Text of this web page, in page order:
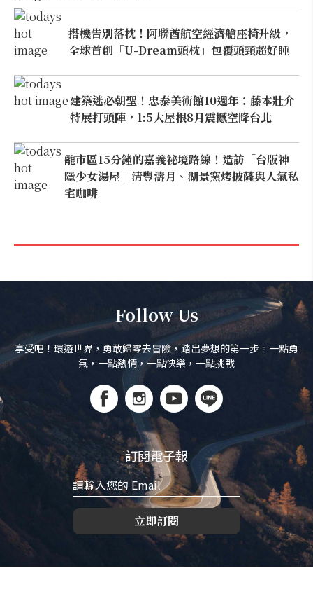
搭機告別落枕！阿聯酋航空經濟艙座椅升級，
全球首創「U-Dream頭枕」包覆頭頸超好睡
建築迷必朝聖！忠泰美術館10週年：藤本壯介
特展打頭陣，1:5大屋根8月震撼空降台北
離市區15分鐘的嘉義祕境路線！造訪「台版神
隱少女湯屋」清豐濤月、湖景窯烤披薩與人氣私
宅咖啡
Follow Us
享受吧！環遊世界，勇敢歸零去冒險，踏出夢想的第一步。一點勇
氣，一點熱情，一點快樂，一點挑戰
訂閱電子報
立即訂閱